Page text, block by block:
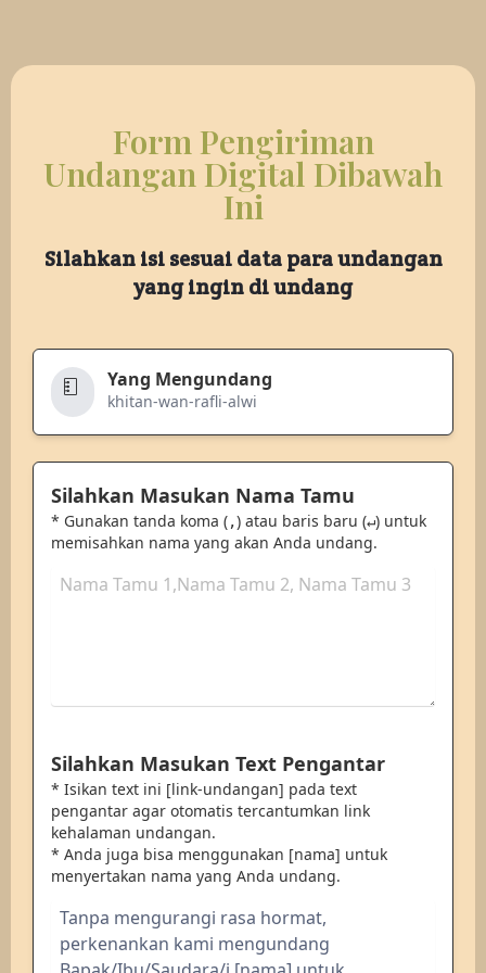
Form Pengiriman
Undangan Digital Dibawah
Ini
Silahkan isi sesuai data para undangan
yang ingin di undang
Yang Mengundang
khitan-wan-rafli-alwi
Silahkan Masukan Nama Tamu
* Gunakan tanda koma (,) atau baris baru (↵) untuk
memisahkan nama yang akan Anda undang.
Silahkan Masukan Text Pengantar
* Isikan text ini [link-undangan] pada text
pengantar agar otomatis tercantumkan link
kehalaman undangan.
* Anda juga bisa menggunakan [nama] untuk
menyertakan nama yang Anda undang.